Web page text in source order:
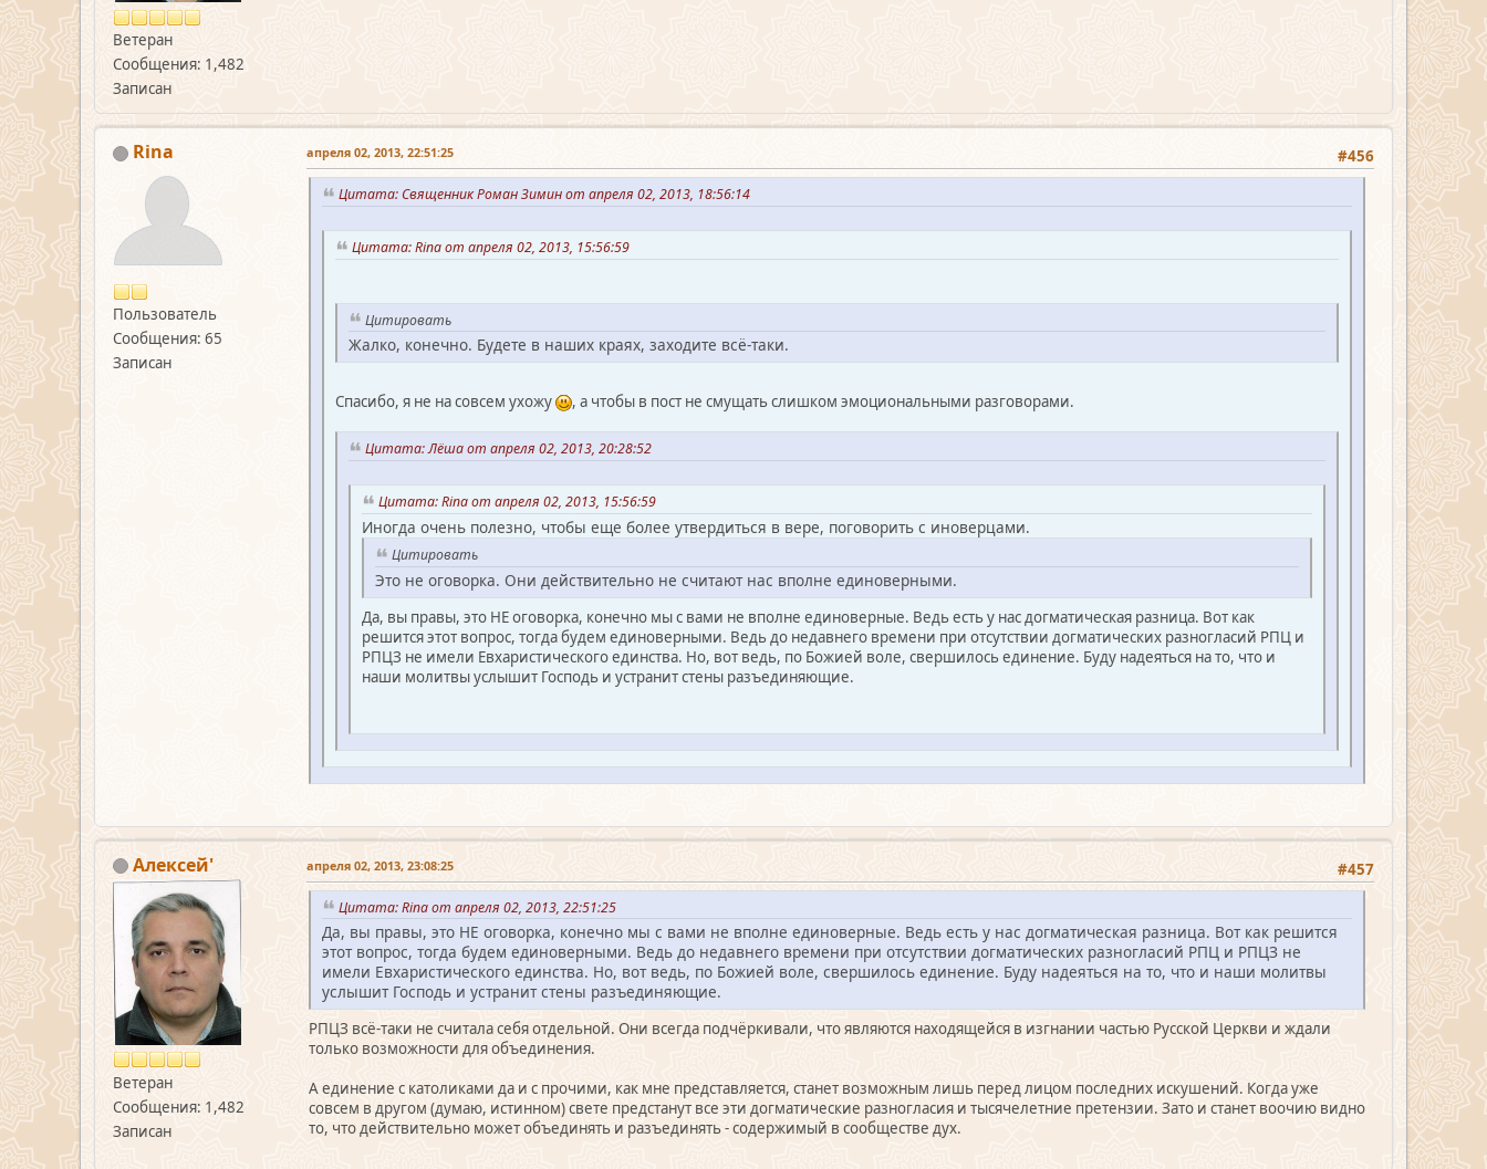
Ветеран
Сообщения: 1,482
Записан
Rina
Пользователь
Сообщения: 65
Записан
#456
апреля 02, 2013, 22:51:25
Цитата: Священник Роман Зимин от апреля 02, 2013, 18:56:14
Цитата: Rina от апреля 02, 2013, 15:56:59
Цитировать
Жалко, конечно. Будете в наших краях, заходите всё-таки.
Спасибо, я не на совсем ухожу , а чтобы в пост не смущать слишком эмоциональными разговорами.
Цитата: Лёша от апреля 02, 2013, 20:28:52
Цитата: Rina от апреля 02, 2013, 15:56:59
Иногда очень полезно, чтобы еще более утвердиться в вере, поговорить с иноверцами.
Цитировать
Это не оговорка. Они действительно не считают нас вполне единоверными.
Да, вы правы, это НЕ оговорка, конечно мы с вами не вполне единоверные. Ведь есть у нас догматическая разница. Вот как
решится этот вопрос, тогда будем единоверными. Ведь до недавнего времени при отсутствии догматических разногласий РПЦ и
РПЦЗ не имели Евхаристического единства. Но, вот ведь, по Божией воле, свершилось единение. Буду надеяться на то, что и
наши молитвы услышит Господь и устранит стены разъединяющие.
Алексей'
Ветеран
Сообщения: 1,482
Записан
#457
апреля 02, 2013, 23:08:25
Цитата: Rina от апреля 02, 2013, 22:51:25
Да, вы правы, это НЕ оговорка, конечно мы с вами не вполне единоверные. Ведь есть у нас догматическая разница. Вот как решится
этот вопрос, тогда будем единоверными. Ведь до недавнего времени при отсутствии догматических разногласий РПЦ и РПЦЗ не
имели Евхаристического единства. Но, вот ведь, по Божией воле, свершилось единение. Буду надеяться на то, что и наши молитвы
услышит Господь и устранит стены разъединяющие.
РПЦЗ всё-таки не считала себя отдельной. Они всегда подчёркивали, что являются находящейся в изгнании частью Русской Церкви и ждали
только возможности для объединения.
А единение с католиками да и с прочими, как мне представляется, станет возможным лишь перед лицом последних искушений. Когда уже
совсем в другом (думаю, истинном) свете предстанут все эти догматические разногласия и тысячелетние претензии. Зато и станет воочию видно
то, что действительно может объединять и разъединять - содержимый в сообществе дух.